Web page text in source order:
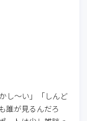
し～い」「しんど
誰が見るんだろ